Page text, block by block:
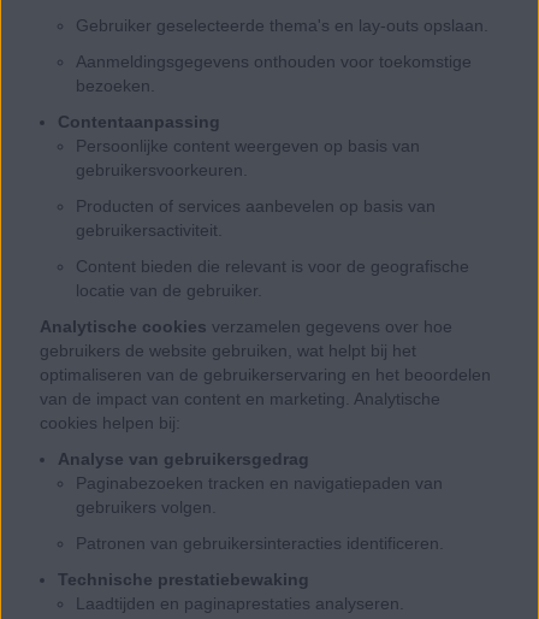
Gebruiker geselecteerde thema's en lay-outs opslaan.
Aanmeldingsgegevens onthouden voor toekomstige
bezoeken.
Contentaanpassing
Persoonlijke content weergeven op basis van
gebruikersvoorkeuren.
Producten of services aanbevelen op basis van
gebruikersactiviteit.
Content bieden die relevant is voor de geografische
locatie van de gebruiker.
Analytische cookies verzamelen gegevens over hoe
gebruikers de website gebruiken, wat helpt bij het
optimaliseren van de gebruikerservaring en het beoordelen
van de impact van content en marketing. Analytische
cookies helpen bij:
Analyse van gebruikersgedrag
Paginabezoeken tracken en navigatiepaden van
gebruikers volgen.
Patronen van gebruikersinteracties identificeren.
Technische prestatiebewaking
Laadtijden en paginaprestaties analyseren.